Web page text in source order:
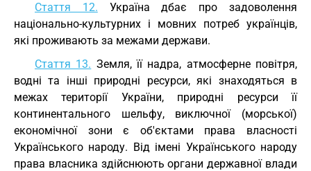
Стаття 12. Україна дбає про задоволення
національно-культурних і мовних потреб українців,
які проживають за межами держави.
Стаття 13. Земля, її надра, атмосферне повітря,
водні та інші природні ресурси, які знаходяться в
межах території України, природні ресурси її
континентального шельфу, виключної (морської)
економічної зони є об'єктами права власності
Українського народу. Від імені Українського народу
права власника здійснюють органи державної влади